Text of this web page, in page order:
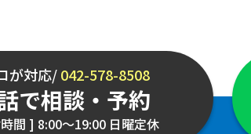
が対応/042-578-8508
で相談・予約
間 ] 8:00～19:00 日曜定休